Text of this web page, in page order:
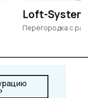
Loft-System
Перегородка с